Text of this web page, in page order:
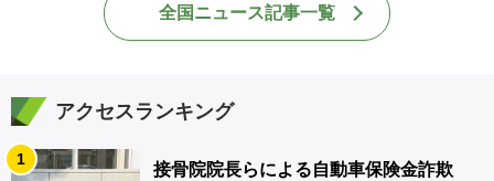
全国ニュース記事一覧
アクセスランキング
1
接骨院院長らによる自動車保険金詐欺